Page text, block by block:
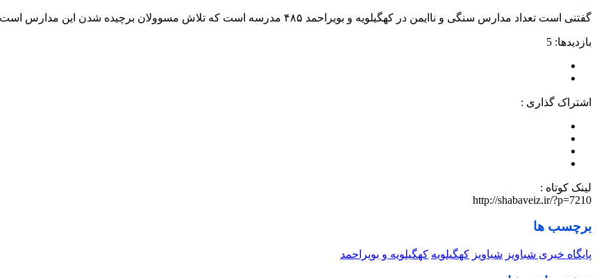
گفتنی است تعداد مدارس سنگی و ناایمن در کهگیلویه و بویراحمد ۴۸۵ مدرسه است که تلاش مسوولان برچیده شدن این مدارس است.
بازدیدها: 5
اشتراک گذاری :
لینک کوتاه :
http://shabaveiz.ir/?p=7210
برچسب ها
پایگاه خبری شباویز شباویز کهگیلویه کهگیلویه و بویراحمد